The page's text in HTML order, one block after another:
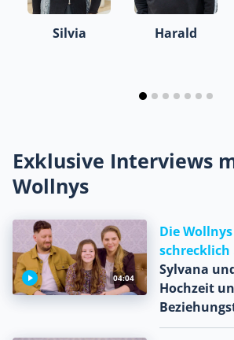
Silvia Harald
Exklusive Interviews
Wollnys
04:04
Die
schrecklich
Sylvana
Hochzeit